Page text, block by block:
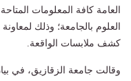
العامة كافة المعلومات
العلوم بالجامعة؛ وذلك
كشف ملابسات الواقعة.
وقالت جامعة الزقازيق، في